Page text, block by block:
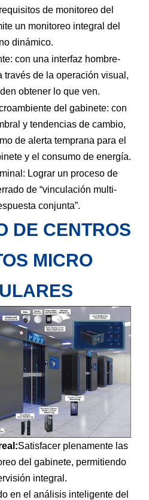
de monitoreo del
un monitoreo integral del
dinámico.
con una interfaz hombre-
través de la operación visual,
obtener lo que ven.
del gabinete: con
y tendencias de cambio,
de alerta temprana para el
y el consumo de energía.
Lograr un proceso de
de “vinculación multi-
conjunta”.
DE CENTROS
MICRO
Satisfacer plenamente las
del gabinete, permitiendo
integral.
en el análisis inteligente del